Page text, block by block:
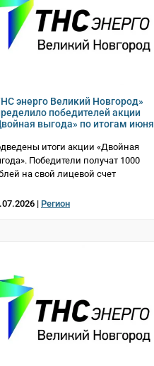
энерго Великий Новгород»
победителей акции
выгода» по итогам июня
итоги акции «Двойная
Победители получат 1000
на свой лицевой счет
| Регион